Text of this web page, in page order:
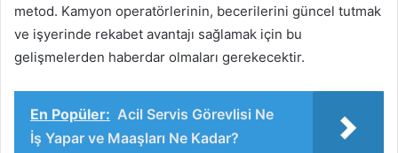
metod. Kamyon operatörlerinin, becerilerini güncel tutmak
ve işyerinde rekabet avantajı sağlamak için bu
gelişmelerden haberdar olmaları gerekecektir.
En Popüler: Acil Servis Görevlisi Ne
İş Yapar ve Maaşları Ne Kadar?